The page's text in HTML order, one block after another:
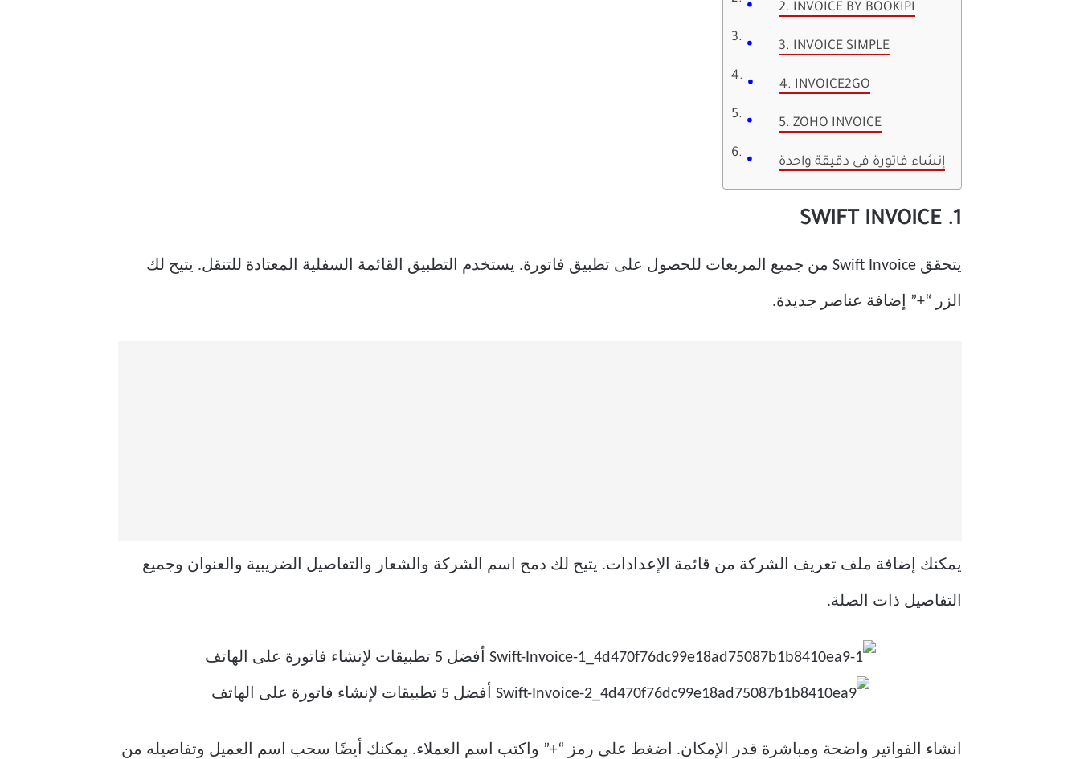
2. INVOICE BY BOOKIPI
3. INVOICE SIMPLE
4. INVOICE2GO
5. ZOHO INVOICE
إنشاء فاتورة في دقيقة واحدة
1. SWIFT INVOICE
يتحقق Swift Invoice من جميع المربعات للحصول على تطبيق فاتورة. يستخدم التطبيق القائمة السفلية المعتادة للتنقل. يتيح لك
الزر “+” إضافة عناصر جديدة.
يمكنك إضافة ملف تعريف الشركة من قائمة الإعدادات. يتيح لك دمج اسم الشركة والشعار والتفاصيل الضريبية والعنوان وجميع
التفاصيل ذات الصلة.
انشاء الفواتير واضحة ومباشرة قدر الإمكان. اضغط على رمز “+” واكتب اسم العملاء. يمكنك أيضًا سحب اسم العميل وتفاصيله من